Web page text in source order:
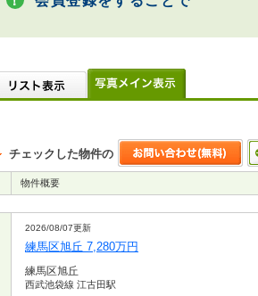
チェックした物件の
物件概要
2026/08/07更新
練馬区旭丘 7,280万円
練馬区旭丘
西武池袋線 江古田駅